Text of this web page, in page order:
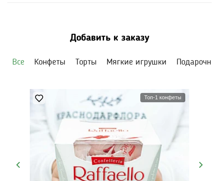
Добавить к заказу
Все Конфеты Торты Мягкие игрушки
Топ-1 конфеты